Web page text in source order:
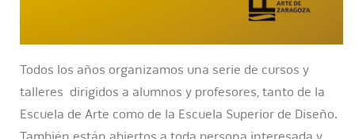
Todos los años organizamos una serie de cursos y
talleres dirigidos a alumnos y profesores, tanto de la
Escuela de Arte como de la Escuela Superior de Diseño.